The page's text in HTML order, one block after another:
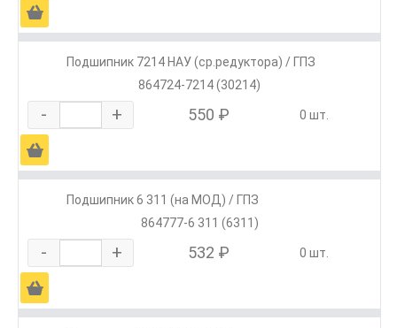
Ä
Подшипник 7214 НАУ (ср.редуктора) / ГПЗ
864724-7214 (30214)
- + 550 ₽ 0 шт.
Ä
Подшипник 6 311 (на МОД) / ГПЗ
864777-6 311 (6311)
- + 532 ₽ 0 шт.
Ä